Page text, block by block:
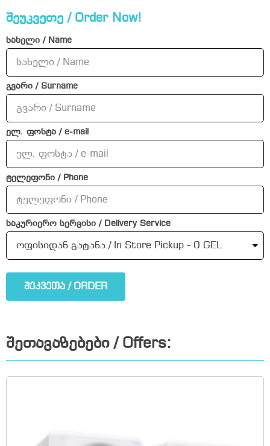
შეუკვეთე / Order Now!
სახელი / Name
გვარი / Surname
ელ. ფოსტა / e-mail
ტელეფონი / Phone
საკურიერო სერვისი / Delivery Service
შეკვეთა / ORDER
შეთავაზებები / Offers: